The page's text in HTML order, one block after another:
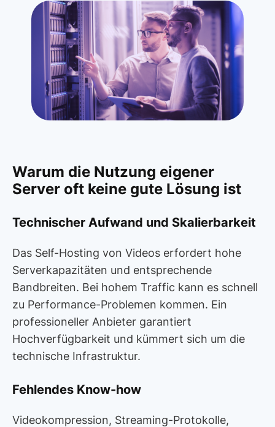
Warum die Nutzung eigener
Server oft keine gute Lösung ist
Technischer Aufwand und Skalierbarkeit
Das Self-Hosting von Videos erfordert hohe
Serverkapazitäten und entsprechende
Bandbreiten. Bei hohem Traffic kann es schnell
zu Performance-Problemen kommen. Ein
professioneller Anbieter garantiert
Hochverfügbarkeit und kümmert sich um die
technische Infrastruktur.
Fehlendes Know-how
Videokompression, Streaming-Protokolle,